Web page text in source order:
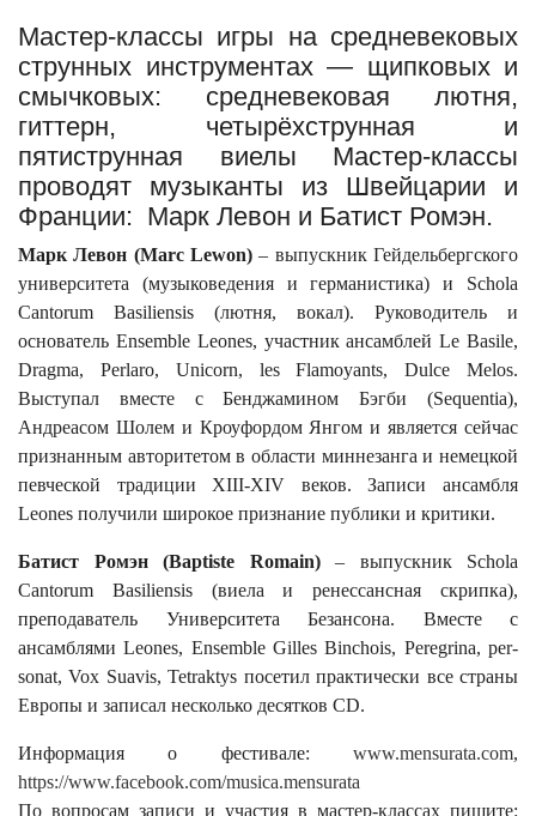
Мастер-классы игры на средневековых
струнных инструментах — щипковых и
смычковых: средневековая лютня,
гиттерн, четырёхструнная и
пятиструнная виелы Мастер-классы
проводят музыканты из Швейцарии и
Франции: Марк Левон и Батист Ромэн.
Марк Левон (Marc Lewon) – выпускник Гейдельбергского
университета (музыковедения и германистика) и Schola
Cantorum Basiliensis (лютня, вокал). Руководитель и
основатель Ensemble Leones, участник ансамблей Le Basile,
Dragma, Perlaro, Unicorn, les Flamoyants, Dulce Melos.
Выступал вместе с Бенджамином Бэгби (Sequentia),
Андреасом Шолем и Кроуфордом Янгом и является сейчас
признанным авторитетом в области миннезанга и немецкой
певческой традиции XIII-XIV веков. Записи ансамбля
Leones получили широкое признание публики и критики.
Батист Ромэн (Baptiste Romain)– выпускник Schola
Cantorum Basiliensis (виела и ренессансная скрипка),
преподаватель Университета Безансона. Вместе с
ансамблями Leones, Ensemble Gilles Binchois, Peregrina, per-
sonat, Vox Suavis, Tetraktys посетил практически все страны
Европы и записал несколько десятков CD.
Информация о фестивале: www.mensurata.com,
https://www.facebook.com/musica.mensurata
По вопросам записи и участия в мастер-классах пишите: